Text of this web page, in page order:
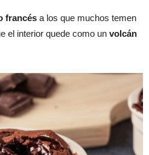
francés a los que muchos temen
el interior quede como un volcán